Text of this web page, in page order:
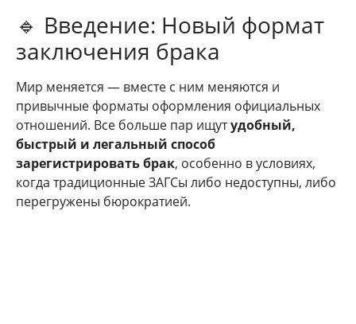
🔹 Введение: Новый формат
заключения брака
Мир меняется — вместе с ним меняются и
привычные форматы оформления официальных
отношений. Все больше пар ищутудобный,
быстрый и легальный способ
зарегистрировать брак, особенно в условиях,
когда традиционные ЗАГСы либо недоступны, либо
перегружены бюрократией.